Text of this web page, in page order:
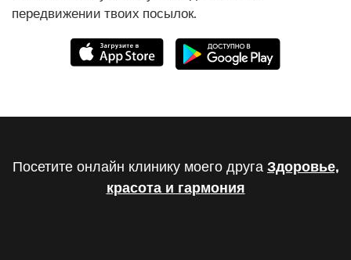
передвижении твоих посылок.
Посетите онлайн клинику моего друга Здоровье,
красота и гармония